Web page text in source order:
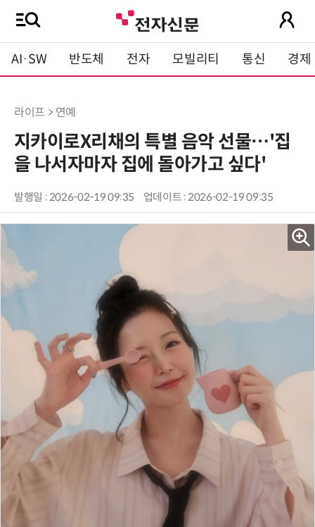
AI·SW 반도체 전자 모빌리티 통신 경제
라이프 > 연예
지카이로X리채의 특별 음악 선물…'집
을 나서자마자 집에 돌아가고 싶다'
발행일 : 2026-02-19 09:35 업데이트 : 2026-02-19 09:35